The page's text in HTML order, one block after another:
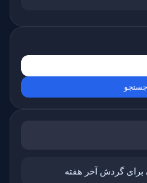
برای گردش آخر هفته